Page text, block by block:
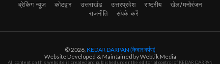
ब्रेकिंग न्यूज कोटद्वार उत्तराखंड उत्तरप्रदेश राष्ट्रीय
खेल/मनोरंजन
राजनीति
संपर्क करें
© 2026, KEDAR DARPAN (केदार दर्पण)
Website Developed & Maintained by Webtik Media
All content on this website is created and published under the editorial control of KEDAR DARPAN